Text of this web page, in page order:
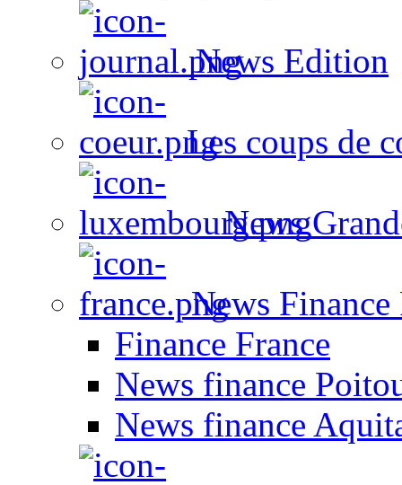
News Edition
Les coups de
News
News Finance
Finance France
News finance
News finance